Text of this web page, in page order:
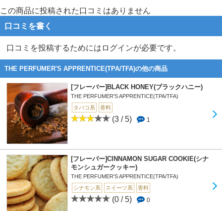
この商品に投稿された口コミはありません
口コミを書く
口コミを投稿するためにはログインが必要です。
THE PERFUMER'S APPRENTICE(TPA/TFA)の他の商品
[フレーバー]BLACK HONEY(ブラックハニー)
THE PERFUMER'S APPRENTICE(TPA/TFA)
タバコ系
香料
(3 / 5) 1
[フレーバー]CINNAMON SUGAR COOKIE(シナ
モンシュガークッキー)
THE PERFUMER'S APPRENTICE(TPA/TFA)
シナモン系
スイーツ系 香料
(0 / 5) 0